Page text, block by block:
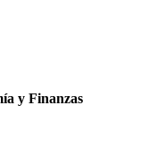
y Finanzas